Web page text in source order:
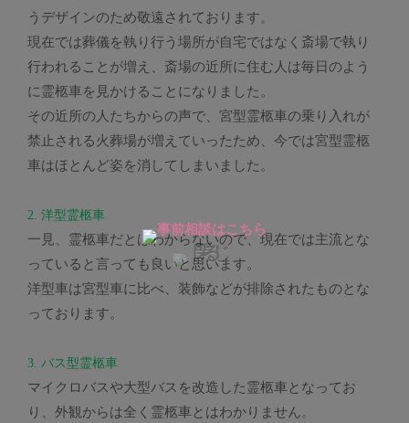
うデザインのため敬遠されております。
現在では葬儀を執り行う場所が自宅ではなく斎場で執り
行われることが増え、斎場の近所に住む人は毎日のよう
に霊柩車を見かけることになりました。
その近所の人たちからの声で、宮型霊柩車の乗り入れが
禁止される火葬場が増えていったため、今では宮型霊柩
車はほとんど姿を消してしまいました。
2. 洋型霊柩車
一見、霊柩車だとはわからないので、現在では主流とな
っていると言っても良いと思います。
洋型車は宮型車に比べ、装飾などが排除されたものとな
っております。
3. バス型霊柩車
マイクロバスや大型バスを改造した霊柩車となってお
り、外観からは全く霊柩車とはわかりません。